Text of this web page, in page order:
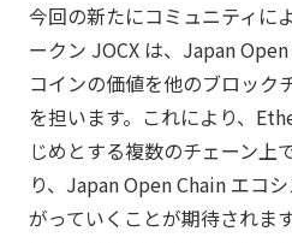
今回の新たにコミュニティに
ークン JOCX は、Japan
コインの価値を他のブロック
を担います。これにより、
じめとする複数のチェーン上
り、Japan Open Chain エコ
がっていくことが期待されます